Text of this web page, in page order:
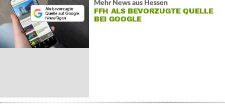
Mehr News aus Hessen
FFH ALS BEVORZUGTE QUELLE
BEI GOOGLE